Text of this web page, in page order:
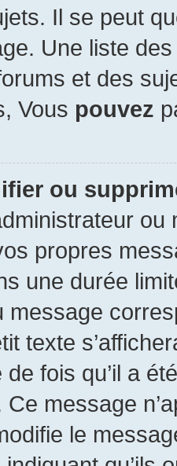
Il se peut
Une liste
et des
Vous pouvez
ou
propres
une durée
texte
fois qu’il a
Ce message
le